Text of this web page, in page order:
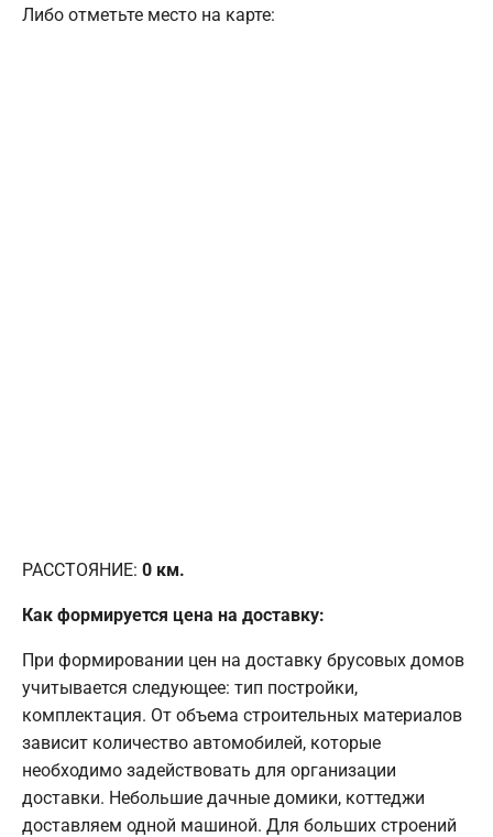
Либо отметьте место на карте:
РАССТОЯНИЕ: 0 км.
Как формируется цена на доставку:
При формировании цен на доставку брусовых домов
учитывается следующее: тип постройки,
комплектация. От объема строительных материалов
зависит количество автомобилей, которые
необходимо задействовать для организации
доставки. Небольшие дачные домики, коттеджи
доставляем одной машиной. Для больших строений